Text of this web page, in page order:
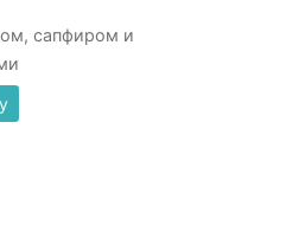
сапфиром и